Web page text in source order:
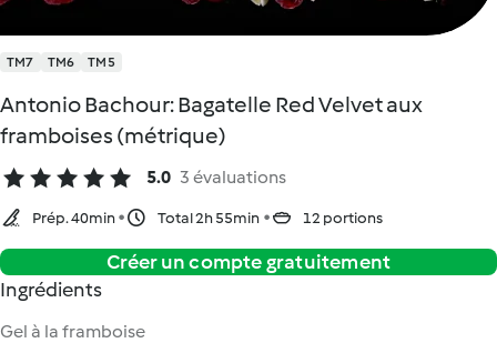
TM7 TM6 TM5
Antonio Bachour: Bagatelle Red Velvet aux
framboises (métrique)
5.0 3 évaluations
Prép. 40min Total 2h 55min 12 portions
Créer un compte gratuitement
Ingrédients
Gel à la framboise